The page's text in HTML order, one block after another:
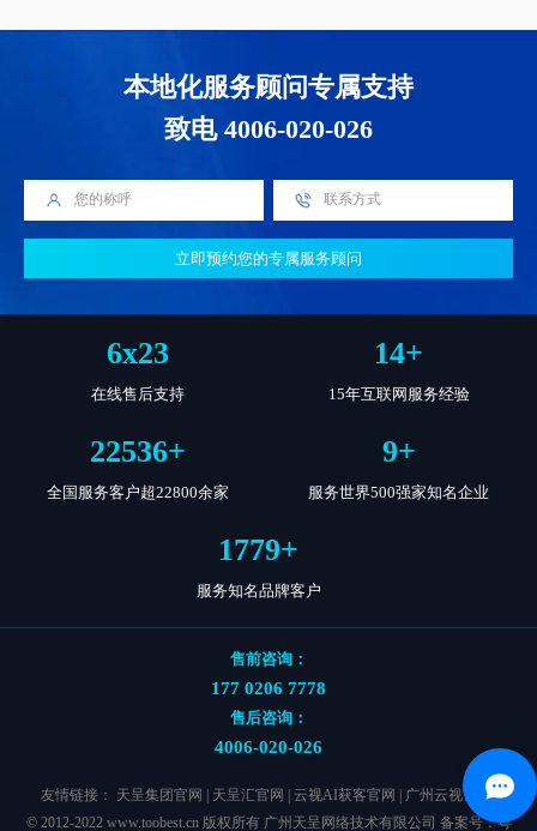
本地化服务顾问专属支持
致电 4006-020-026
立即预约您的专属服务顾问
6x23
在线售后支持
14+
15年互联网服务经验
22799+
全国服务客户超22800余家
9+
服务世界500强家知名企业
1799+
服务知名品牌客户
友情链接： 天呈集团官网 天呈汇官网 云视AI获客官网 广州云视官网|
© 2012-2022 www.toobest.cn 版权所有 广州天呈网络技术有限公司 备案号：粤
售前咨询：
177 0206 7778
售后咨询：
4006-020-026